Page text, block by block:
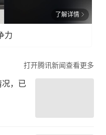
了解详情
力
打开腾讯新闻查看更多
况，已